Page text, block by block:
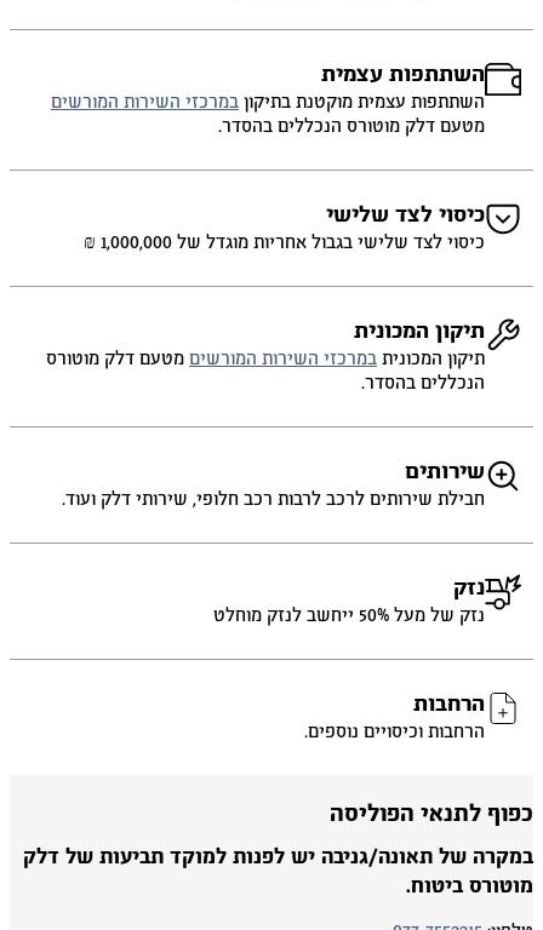
השתתפות עצמית
השתתפות עצמית מוקטנת בתיקוןבמרכזי השירות המורשים
מטעם דלק מוטורס הנכללים בהסדר.
כיסוי לצד שלישי
כיסוי לצד שלישי בגבול אחריות מוגדל של 1,000,000 ₪
תיקון המכונית
תיקון המכוניתבמרכזי השירות המורשיםמטעם דלק מוטורס
הנכללים בהסדר.
שירותים
חבילת שירותים לרכב לרבות רכב חלופי, שירותי דלק ועוד.
נזק
נזק של מעל 50% ייחשב לנזק מוחלט
הרחבות
הרחבות וכיסויים נוספים.
לתנאי הפוליסה
של תאונה/גניבה יש לפנות למוקד תביעות של דלק
ביטוח.